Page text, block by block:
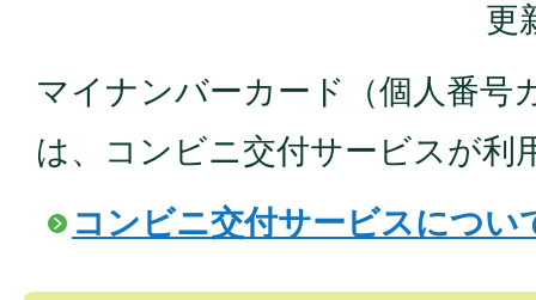
更
マイナンバーカード（個人番号
は、コンビニ交付サービスが利
コンビニ交付サービスについ